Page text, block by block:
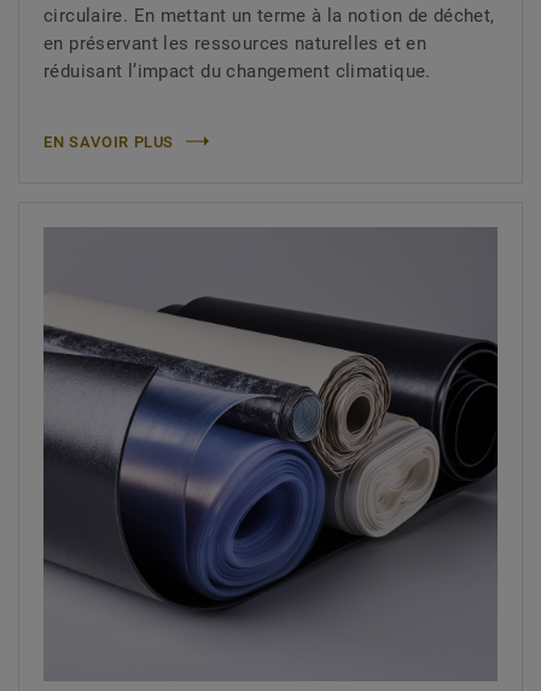
circulaire. En mettant un terme à la notion de déchet,
en préservant les ressources naturelles et en
réduisant l’impact du changement climatique.
EN SAVOIR PLUS